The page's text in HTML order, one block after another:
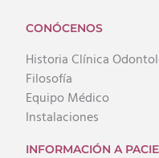
CONÓCENOS
Historia Clínica
Filosofía
Equipo Médico
Instalaciones
INFORMACIÓN A